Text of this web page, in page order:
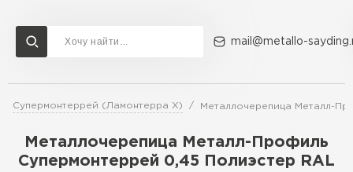
mail@metallo-
Супермонтеррей (Ламонтерра X) Металлочерепица Металл-
Металлочерепица Металл-Профиль
Супермонтеррей 0,45 Полиэстер RAL
Доставка и оплата Акции О компании Контакты
Перейти в каталог